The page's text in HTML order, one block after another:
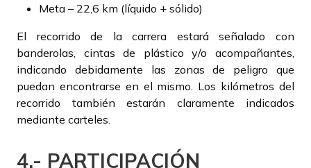
Meta – 22,6 km (líquido + sólido)
El recorrido de la carrera estará señalado con
banderolas, cintas de plástico y/o acompañantes,
indicando debidamente las zonas de peligro que
puedan encontrarse en el mismo. Los kilómetros del
recorrido también estarán claramente indicados
mediante carteles.
4.- PARTICIPACIÓN